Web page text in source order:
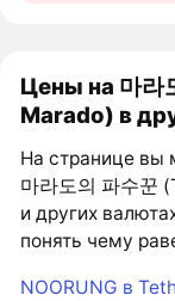
Цены на 마라
Marado) в
На странице вы
마라도의 파수꾼
и других
понять чему
NOORUNG в